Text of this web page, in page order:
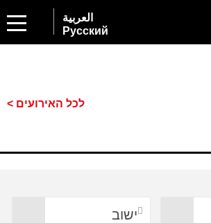
العربية
Русский
לכל האירועים >
ישוב